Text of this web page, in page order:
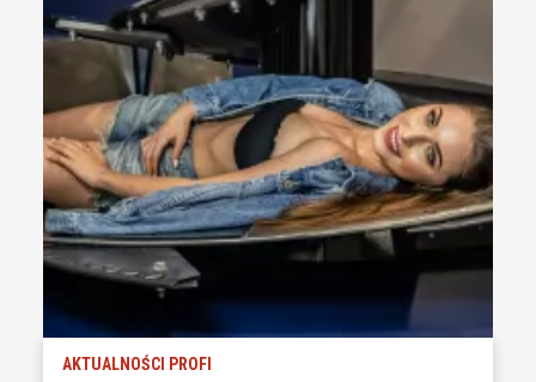
AKTUALNOŚCI PROFI